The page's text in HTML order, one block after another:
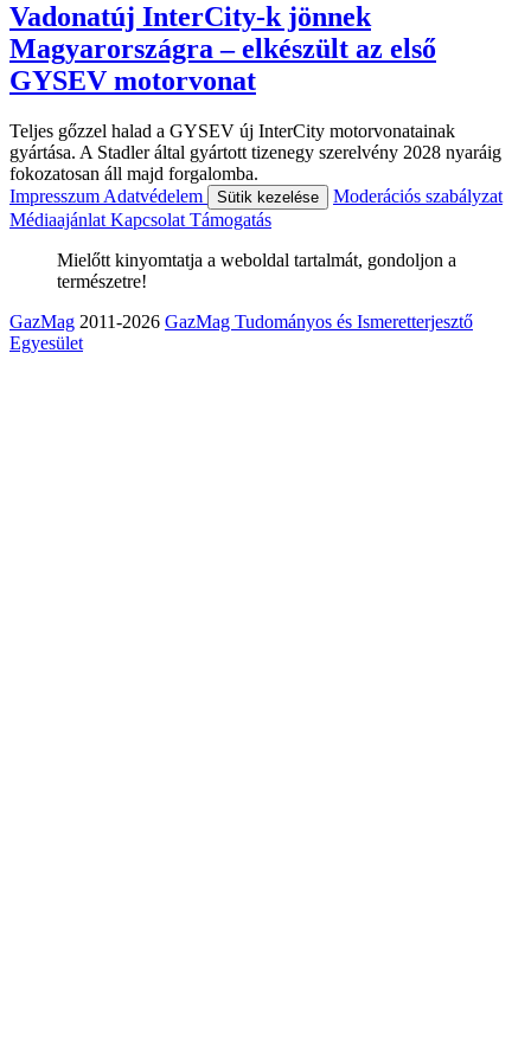
Vadonatúj InterCity-k jönnek
Magyarországra – elkészült az első
GYSEV motorvonat
Teljes gőzzel halad a GYSEV új InterCity motorvonatainak
gyártása. A Stadler által gyártott tizenegy szerelvény 2028 nyaráig
fokozatosan áll majd forgalomba.
Impresszum Adatvédelem Sütik kezelése
Moderációs szabályzat
Médiaajánlat Kapcsolat Támogatás
Mielőtt kinyomtatja a weboldal tartalmát, gondoljon a
természetre!
GazMag 2011-2026 GazMag Tudományos és Ismeretterjesztő
Egyesület